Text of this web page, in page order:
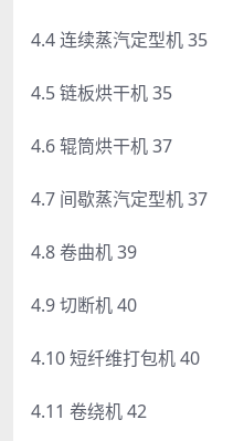
4.4 连续蒸汽定型机 35
4.5 链板烘干机 35
4.6 辊筒烘干机 37
4.7 间歇蒸汽定型机 37
4.8 卷曲机 39
4.9 切断机 40
4.10 短纤维打包机 40
4.11 卷绕机 42